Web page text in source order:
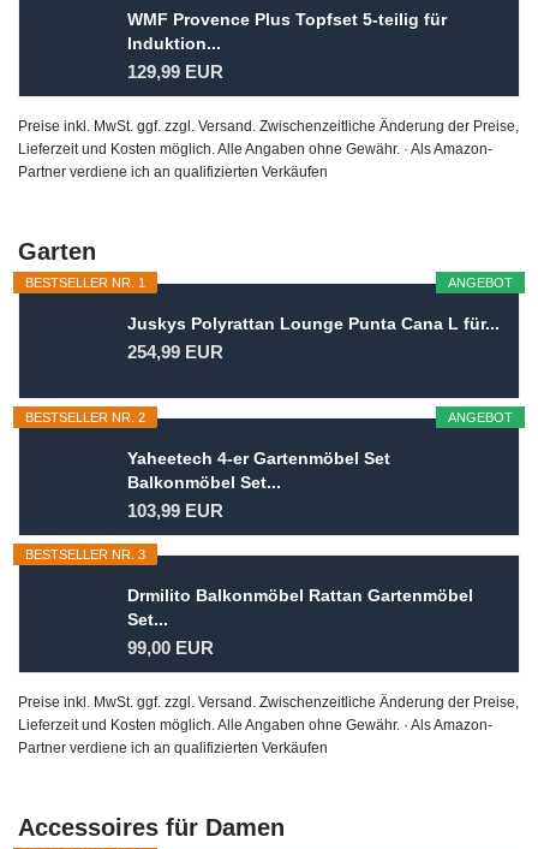
WMF Provence Plus Topfset 5-teilig für
Induktion...
129,99 EUR
Preise inkl. MwSt. ggf. zzgl. Versand. Zwischenzeitliche Änderung der Preise,
Lieferzeit und Kosten möglich. Alle Angaben ohne Gewähr. · Als Amazon-
Partner verdiene ich an qualifizierten Verkäufen
Garten
ANGEBOT
BESTSELLER NR. 1
Juskys Polyrattan Lounge Punta Cana L für...
254,99 EUR
ANGEBOT
BESTSELLER NR. 2
Yaheetech 4-er Gartenmöbel Set
Balkonmöbel Set...
103,99 EUR
BESTSELLER NR. 3
Drmilito Balkonmöbel Rattan Gartenmöbel
Set...
99,00 EUR
Preise inkl. MwSt. ggf. zzgl. Versand. Zwischenzeitliche Änderung der Preise,
Lieferzeit und Kosten möglich. Alle Angaben ohne Gewähr. · Als Amazon-
Partner verdiene ich an qualifizierten Verkäufen
Accessoires für Damen